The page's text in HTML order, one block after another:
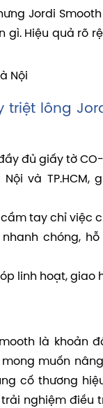
Jordi
Hiệu quả rõ
Nội
triệt lông
đủ giấy tờ
và TP.HCM,
tay chỉ việc
chóng,
linh hoạt, giao
là khoản
muốn
cố thương
nghiệm điều